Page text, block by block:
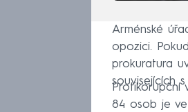
Arménské
opozici.
prokuratura
souvisejících
Protikorupční
84 osob je